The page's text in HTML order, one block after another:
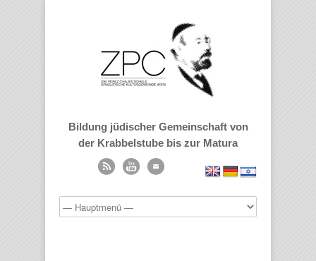
Bildung jüdischer Gemeinschaft von
der Krabbelstube bis zur Matura